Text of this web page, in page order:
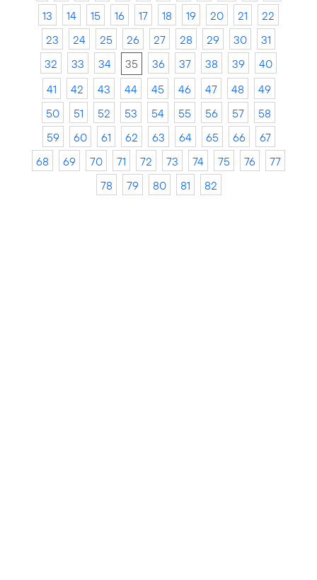
13
14 15 16 17 18 19 20 21
22
23
24 25 26 27 28 29 30
31
32
33 34 35 36 37 38 39
40
41
42 43 44 45 46 47 48
49
50
51 52 53 54 55 56 57
58
59
60 61 62 63 64 65 66
67
68
69 70 71 72 73 74 75 76
77
78
79 80 81 82